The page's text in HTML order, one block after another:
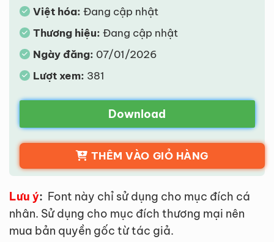
Việt hóa: Đang cập nhật
Thương hiệu: Đang cập nhật
Ngày đăng: 07/01/2026
Lượt xem: 381
Download
THÊM VÀO GIỎ HÀNG
Lưu ý: Font này chỉ sử dụng cho mục đích cá
nhân. Sử dụng cho mục đích thương mại nên
mua bản quyền gốc từ tác giả.